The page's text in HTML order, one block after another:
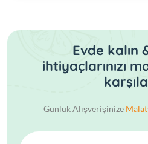
Evde kalın
ihtiyaçlarınızı
Günlük Alışverişinize